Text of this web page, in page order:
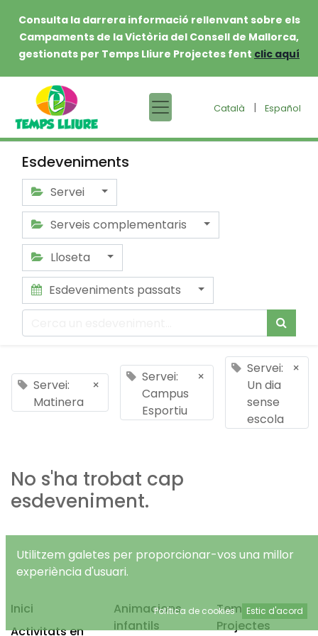
Consulta la darrera informació rellenvant sobre els
Campaments de la Victòria del Consell de Mallorca,
gestionats per Temps Lliure Projectes fent clic aquí
Català | Español
Esdeveniments
Servei
Serveis complementaris
Lloseta
Esdeveniments passats
Servei:
Matinera
×
Servei:
Campus
Esportiu
×
Servei:
Un dia
sense
escola
×
No s'ha trobat cap
esdeveniment.
Inici
Activitats en
Animacions
infantils
Temps Lliure
Projectes
Utilitzem galetes per proporcionar-vos una millor
experiència d'usuari.
Política de cookies Estic d'acord